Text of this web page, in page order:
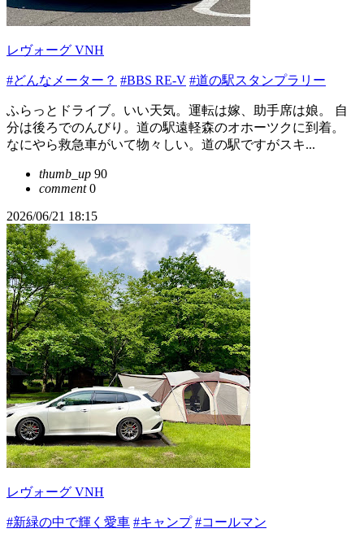
レヴォーグ VNH
#どんなメーター？ #BBS RE-V #道の駅スタンプラリー
ふらっとドライブ。いい天気。運転は嫁、助手席は娘。 自
分は後ろでのんびり。道の駅遠軽森のオホーツクに到着。
なにやら救急車がいて物々しい。道の駅ですがスキ...
thumb_up 90
comment0
2026/06/21 18:15
レヴォーグ VNH
#新緑の中で輝く愛車 #キャンプ #コールマン